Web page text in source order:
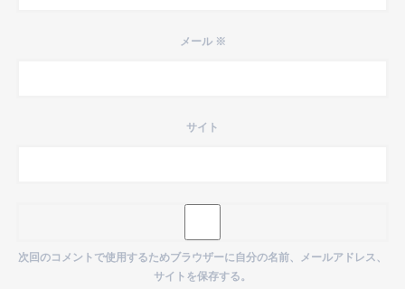
メール ※
サイト
次回のコメントで使用するためブラウザーに自分の名前、メールアドレス、
サイトを保存する。